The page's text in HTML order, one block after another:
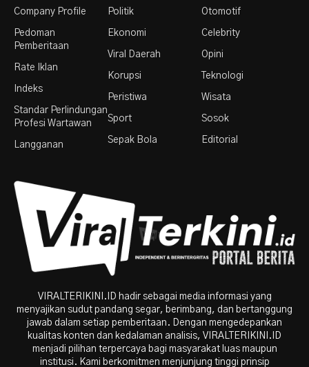
Company Profile
Pedoman
Pemberitaan
Rate Iklan
Indeks
Standar Perlindungan
Profesi Wartawan
Langganan
Politik
Ekonomi
Viral Daerah
Korupsi
Peristiwa
Sport
Sepak Bola
Otomotif
Celebrity
Opini
Teknologi
Wisata
Sosok
Editorial
VIRALTERIKINI.ID hadir sebagai media informasi yang
menyajikan sudut pandang segar, berimbang, dan bertanggung
jawab dalam setiap pemberitaan. Dengan mengedepankan
kualitas konten dan kedalaman analisis, VIRALTERIKINI.ID
menjadi pilihan terpercaya bagi masyarakat luas maupun
institusi. Kami berkomitmen menjunjung tinggi prinsip